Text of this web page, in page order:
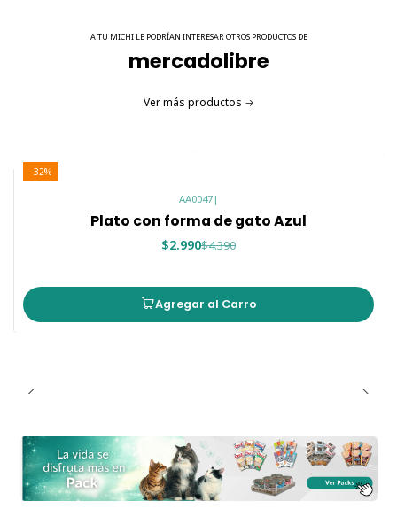
A TU MICHI LE PODRÍAN INTERESAR OTROS PRODUCTOS DE
mercadolibre
Ver más productos
-32%
AA0047|
Plato con forma de gato Azul
$2.990$4.390
Agregar al Carro